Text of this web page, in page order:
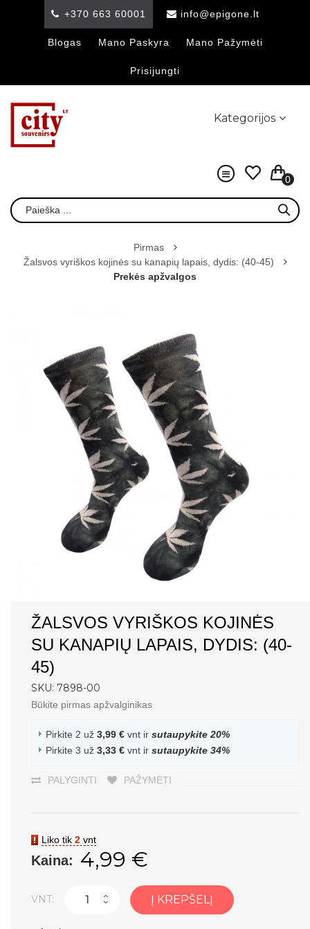
+370 663 60001 info@epigone.lt
Blogas Mano Paskyra Mano Pažymėti
Prisijungti
Kategorijos
0
Pirmas
Žalsvos vyriškos kojinės su kanapių lapais, dydis: (40-45)
Prekės apžvalgos
ŽALSVOS VYRIŠKOS KOJINĖS
SU KANAPIŲ LAPAIS, DYDIS: (40-
45)
SKU: 7898-00
Būkite pirmas apžvalginikas
Pirkite 2 už 3,99 € vnt ir sutaupykite 20%
Pirkite 3 už 3,33 € vnt ir sutaupykite 34%
PALYGINTI PAŽYMĖTI
Liko tik 2 vnt
Kaina: 4,99 €
VNT: Į KREPŠELĮ